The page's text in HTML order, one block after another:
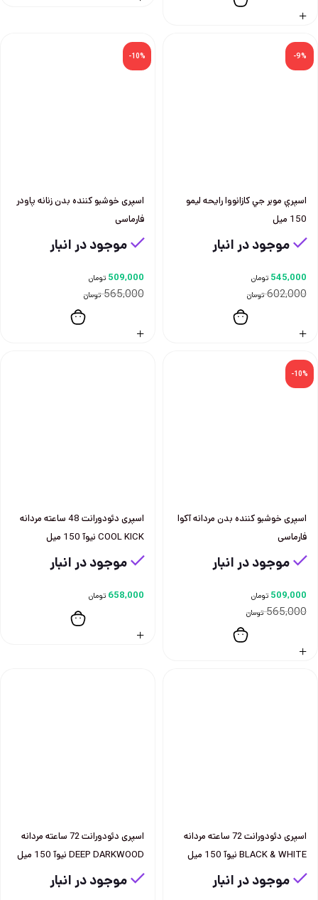
-9%
اسپري موبر جي كازانووا رايحه ليمو
150 ميل
موجود در انبار
602,000 تومان
545,000 تومان
-10%
اسپری خوشبو کننده بدن زنانه پاودر
فارماسی
موجود در انبار
565,000 تومان
509,000 تومان
-10%
اسپری خوشبو کننده بدن مردانه آکوا
فارماسی
موجود در انبار
565,000 تومان
509,000 تومان
اسپری دئودورانت 48 ساعته مردانه
COOL KICK نيوآ 150 ميل
موجود در انبار
658,000 تومان
اسپری دئودورانت 72 ساعته مردانه
BLACK & WHITE نيوآ 150 ميل
موجود در انبار
اسپری دئودورانت 72 ساعته مردانه
DEEP DARKWOOD نيوآ 150 ميل
موجود در انبار